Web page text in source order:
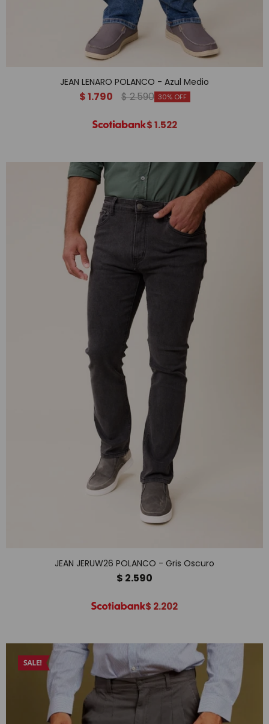
JEAN LENARO POLANCO - Azul Medio
$1.790 $2.590 30
$1.522
JEAN JERUW26 POLANCO - Gris Oscuro
$ 2.590
$ 2.202